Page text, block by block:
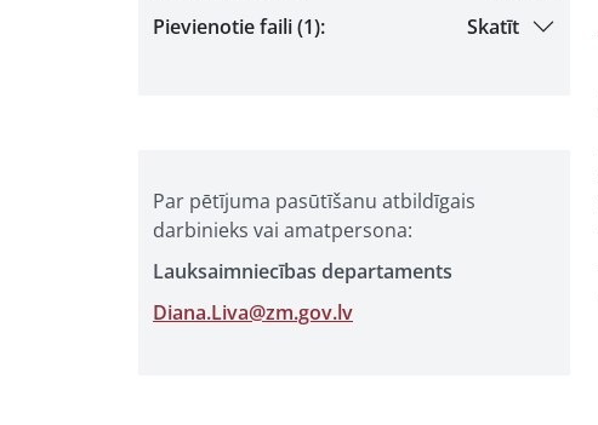
Pievienotie faili (1):
Skatīt
Par pētījuma pasūtīšanu atbildīgais
darbinieks vai amatpersona:
Lauksaimniecības departaments
Diana.Liva@zm.gov.lv